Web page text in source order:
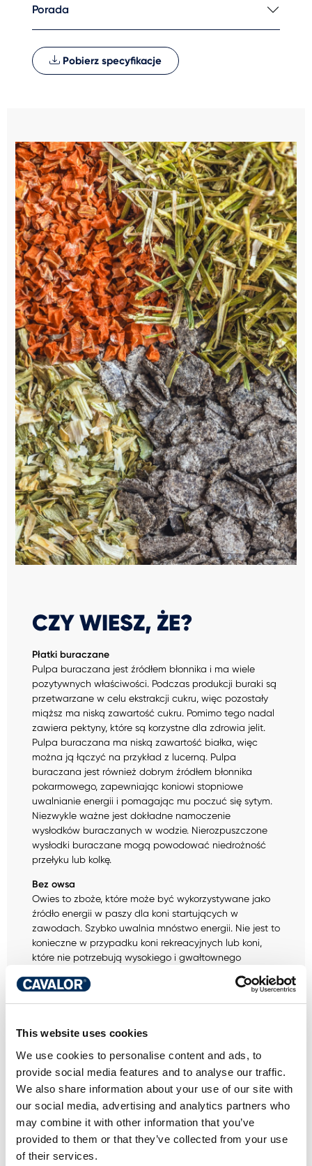
This website uses cookies
We use cookies to personalise content and ads, to
provide social media features and to analyse our traffic.
We also share information about your use of our site with
our social media, advertising and analytics partners who
may combine it with other information that you’ve
provided to them or that they’ve collected from your use
of their services.
Porada
Pobierz specyfikacje
CZY WIESZ, ŻE?
Płatki buraczane
Pulpa buraczana jest źródłem błonnika i ma wiele
pozytywnych właściwości. Podczas produkcji buraki są
przetwarzane w celu ekstrakcji cukru, więc pozostały
miąższ ma niską zawartość cukru. Pomimo tego nadal
zawiera pektyny, które są korzystne dla zdrowia jelit.
Pulpa buraczana ma niską zawartość białka, więc
można ją łączyć na przykład z lucerną. Pulpa
buraczana jest również dobrym źródłem błonnika
pokarmowego, zapewniając koniowi stopniowe
uwalnianie energii i pomagając mu poczuć się sytym.
Niezwykle ważne jest dokładne namoczenie
wysłodków buraczanych w wodzie. Nierozpuszczone
wysłodki buraczane mogą powodować niedrożność
przełyku lub kolkę.
Bez owsa
Owies to zboże, które może być wykorzystywane jako
źródło energii w paszy dla koni startujących w
zawodach. Szybko uwalnia mnóstwo energii. Nie jest to
konieczne w przypadku koni rekreacyjnych lub koni,
które nie potrzebują wysokiego i gwałtownego
Z dodatkowym błonnikiem
dłużej i zwiększa produkcję śliny. Ślina nie jest jedyną
korzyścią płynącą z dłuższego żucia. Powoduje również
naturalne ścieranie zębów, łagodzi nudę i zapewnia
wolniejsze spożywanie paszy. Długie włókna
wspomagają również motorykę jelit, co poprawia
trawienie.